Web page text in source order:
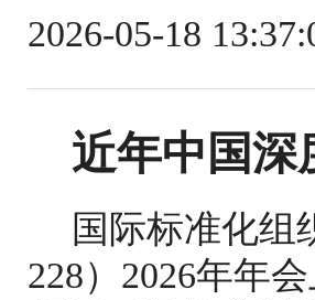
2026-05-18
近年中国深
国际标准化组
228）2026年年